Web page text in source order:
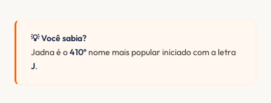
💡 Você sabia?
Jadna é o410º nome mais popular iniciado com a letra
J.